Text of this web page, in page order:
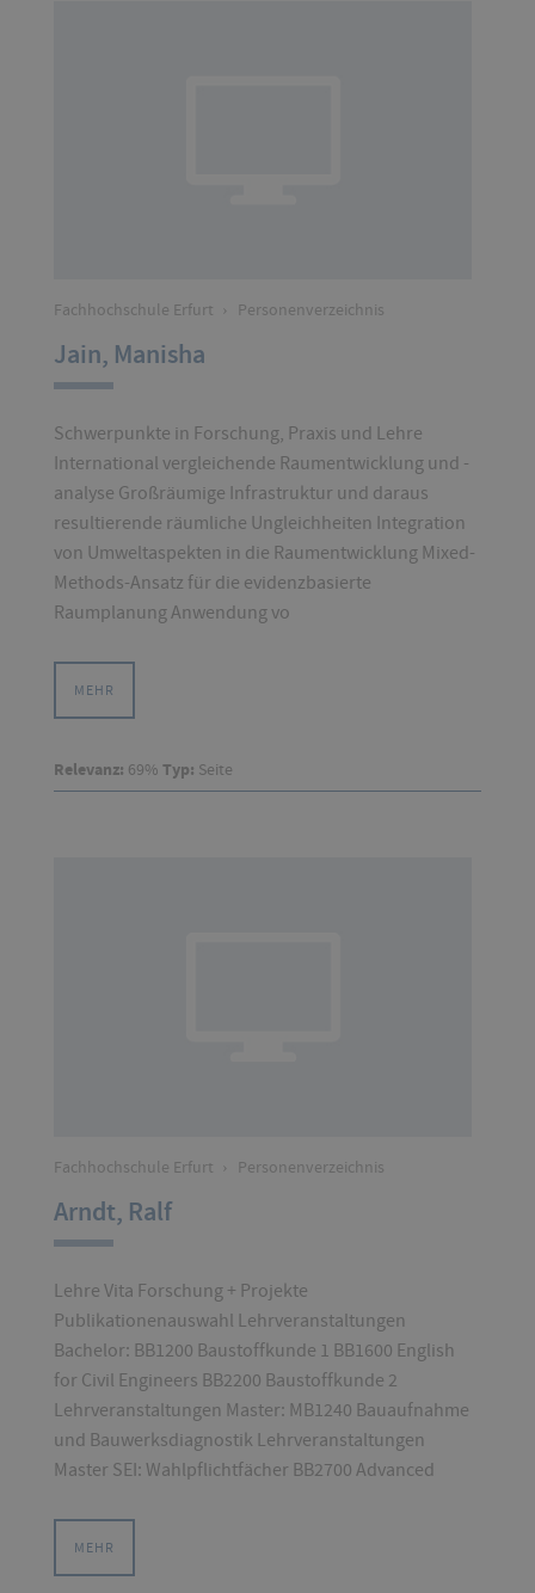
Fachhochschule Erfurt › Personenverzeichnis
Jain, Manisha
Schwerpunkte in Forschung, Praxis und Lehre
International vergleichende Raumentwicklung und -
analyse Großräumige Infrastruktur und daraus
resultierende räumliche Ungleichheiten Integration
von Umweltaspekten in die Raumentwicklung Mixed-
Methods-Ansatz für die evidenzbasierte
Raumplanung Anwendung vo
MEHR
Relevanz: 69% Typ: Seite
Fachhochschule Erfurt › Personenverzeichnis
Arndt, Ralf
Lehre Vita Forschung + Projekte
Publikationenauswahl Lehrveranstaltungen
Bachelor: BB1200 Baustoffkunde 1 BB1600 English
for Civil Engineers BB2200 Baustoffkunde 2
Lehrveranstaltungen Master: MB1240 Bauaufnahme
und Bauwerksdiagnostik Lehrveranstaltungen
Master SEI: Wahlpflichtfächer BB2700 Advanced
MEHR